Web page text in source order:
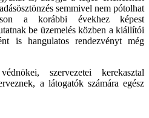
semmivel nem pótolhat
a korábbi évekhez képest
be üzemelés közben a kiállítói
is hangulatos rendezvényt még
szervezetei kerekasztal
a látogatók számára egész